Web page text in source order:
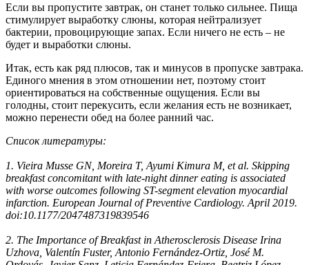
Если вы пропустите завтрак, он станет только сильнее. Пища
стимулирует выработку слюны, которая нейтрализует
бактерии, провоцирующие запах. Если ничего не есть – не
будет и выработки слюны.
Итак, есть как ряд плюсов, так и минусов в пропуске завтрака.
Единого мнения в этом отношении нет, поэтому стоит
ориентироваться на собственные ощущения. Если вы
голодны, стоит перекусить, если желания есть не возникает,
можно перенести обед на более ранний час.
Список литературы:
1. Vieira Musse GN, Moreira T, Ayumi Kimura M, et al. Skipping
breakfast concomitant with late-night dinner eating is associated
with worse outcomes following ST-segment elevation myocardial
infarction. European Journal of Preventive Cardiology. April 2019.
doi:10.1177/2047487319839546
2. The Importance of Breakfast in Atherosclerosis Disease Irina
Uzhova, Valentín Fuster, Antonio Fernández-Ortiz, José M.